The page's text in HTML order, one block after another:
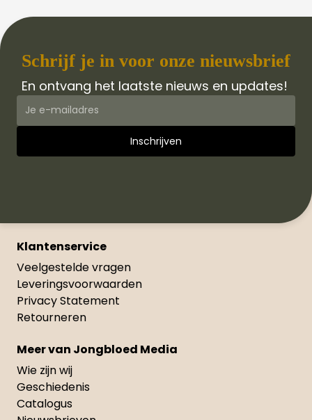
Schrijf je in voor onze nieuwsbrief
En ontvang het laatste nieuws en updates!
Klantenservice
Veelgestelde vragen
Leveringsvoorwaarden
Privacy Statement
Retourneren
Meer van Jongbloed Media
Wie zijn wij
Geschiedenis
Catalogus